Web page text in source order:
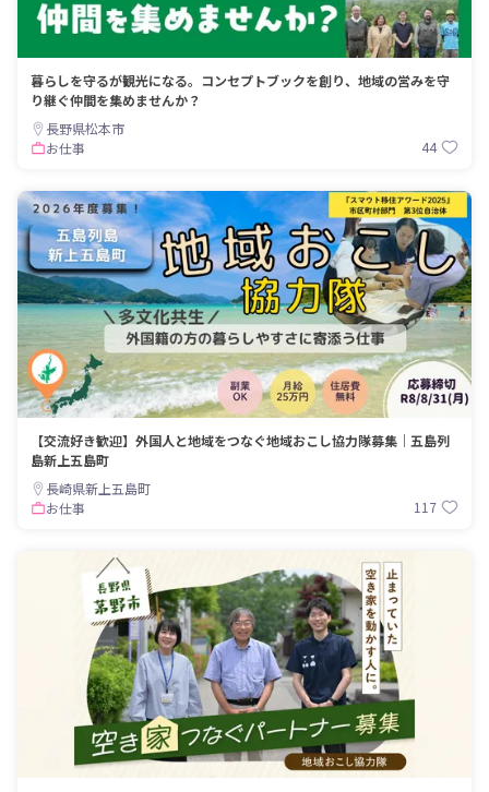
暮らしを守るが観光になる。コンセプトブックを創り、地域の営みを守
り継ぐ仲間を集めませんか？
長野県松本市
お仕事
44
【交流好き歓迎】外国人と地域をつなぐ地域おこし協力隊募集｜五島列
島新上五島町
長崎県新上五島町
お仕事
117